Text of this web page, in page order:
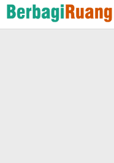
Lewati
ke